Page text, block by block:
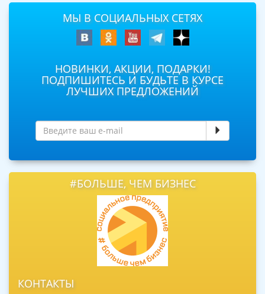
МЫ В СОЦИАЛЬНЫХ СЕТЯХ
НОВИНКИ, АКЦИИ, ПОДАРКИ!
ПОДПИШИТЕСЬ И БУДЬТЕ В КУРСЕ
ЛУЧШИХ ПРЕДЛОЖЕНИЙ
#БОЛЬШЕ, ЧЕМ БИЗНЕС
КОНТАКТЫ